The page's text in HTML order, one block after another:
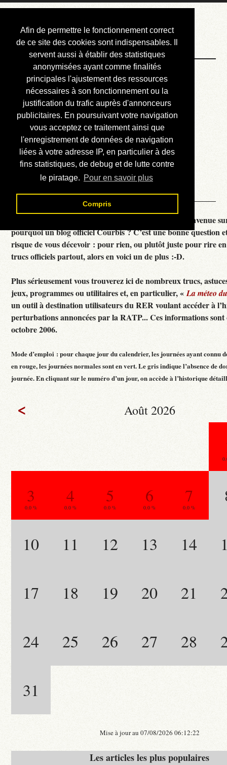
Afin de permettre le fonctionnement correct
de ce site des cookies sont indispensables. Il
servent aussi à établir des statistiques
anonymisées ayant comme finalités
principales l'ajustement des ressources
nécessaires à son fonctionnement ou la
justification du trafic auprès d'annonceurs
publicitaires. En poursuivant votre navigation
vous acceptez ce traitement ainsi que
l'enregistrement de données de navigation
liées à votre adresse IP, en particulier à des
fins statistiques, de debug et de lutte contre
le piratage. Pour en savoir plus
Compris
Courbis, « LE »
Blog Officiel
Bienvenue
Réalisations
Divers (et d’été)
Annonces
Liens externes
Téléchargement
Contact
Courbis, « LE » Blog Officiel - je vous souhaite la bienvenue
pourquoi un blog officiel Courbis ? C’est une bonne question
risque de vous décevoir : pour rien, ou plutôt juste pour rire
trucs officiels partout, alors en voici un de plus :-D.
Plus sérieusement vous trouverez ici de nombreux trucs,
jeux, programmes ou utilitaires et, en particulier, «La méteo
un outil à destination utilisateurs du RER voulant accéder à
perturbations annoncées par la RATP... Ces informations sont
octobre 2006.
Mode d’emploi : pour chaque jour du calendrier, les journées ayant connu
en rouge, les journées normales sont en vert. Le gris indique l’absence de
journée. En cliquant sur le numéro d’un jour, on accède à l’historique
< Août 2026
3
0.0 %
4
0.0 %
5
0.0 %
6
0.0 %
7
0.0 %
10 11 12 13 14
17 18 19 20 21
24 25 26 27 28
31
Mise à jour au 07/08/2026 06:12:22
Les articles les plus populaires